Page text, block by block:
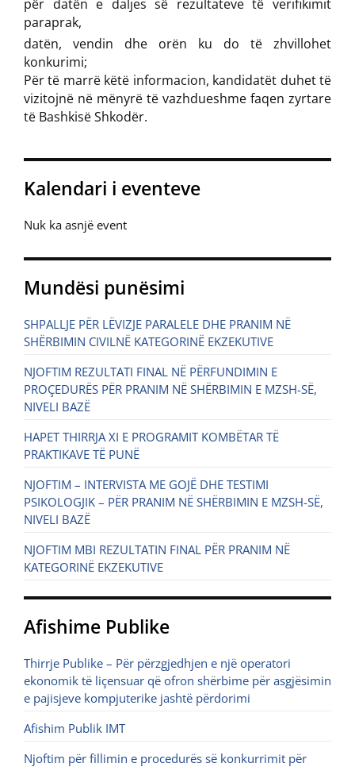
për datën e daljes së rezultateve të verifikimit
paraprak,
datën, vendin dhe orën ku do të zhvillohet
konkurimi;
Për të marrë këtë informacion, kandidatët duhet të
vizitojnë në mënyrë të vazhdueshme faqen zyrtare
të Bashkisë Shkodër.
Kalendari i eventeve
Nuk ka asnjë event
Mundësi punësimi
SHPALLJE PËR LËVIZJE PARALELE DHE PRANIM NË
SHËRBIMIN CIVILNË KATEGORINË EKZEKUTIVE
NJOFTIM REZULTATI FINAL NË PËRFUNDIMIN E
PROÇEDURËS PËR PRANIM NË SHËRBIMIN E MZSH-SË,
NIVELI BAZË
HAPET THIRRJA XI E PROGRAMIT KOMBËTAR TË
PRAKTIKAVE TË PUNË
NJOFTIM – INTERVISTA ME GOJË DHE TESTIMI
PSIKOLOGJIK – PËR PRANIM NË SHËRBIMIN E MZSH-SË,
NIVELI BAZË
NJOFTIM MBI REZULTATIN FINAL PËR PRANIM NË
KATEGORINË EKZEKUTIVE
Afishime Publike
Thirrje Publike – Për përzgjedhjen e një operatori
ekonomik të liçensuar që ofron shërbime për asgjësimin
e pajisjeve kompjuterike jashtë përdorimi
Afishim Publik IMT
Njoftim për fillimin e procedurës së konkurrimit për